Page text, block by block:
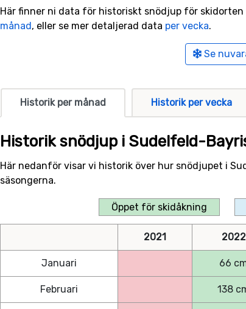
Här finner ni data för historiskt snödjup för skidorten
månad, eller se mer detaljerad data per vecka.
Se
Historik per månad Historik per vecka
Historik snödjup i Sudelfeld-
Här nedanför visar vi historik över hur snödjupet i
säsongerna.
Öppet för skidåkning
2021 2022
Januari 66
Februari 138